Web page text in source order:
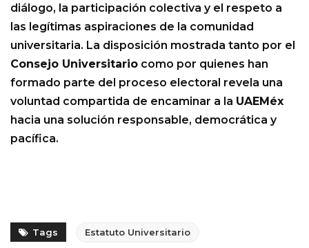
diálogo, la participación colectiva y el respeto a
las legítimas aspiraciones de la comunidad
universitaria. La disposición mostrada tanto por el
Consejo Universitario como por quienes han
formado parte del proceso electoral revela una
voluntad compartida de encaminar a la UAEMéx
hacia una solución responsable, democrática y
pacífica.
Tags Estatuto Universitario